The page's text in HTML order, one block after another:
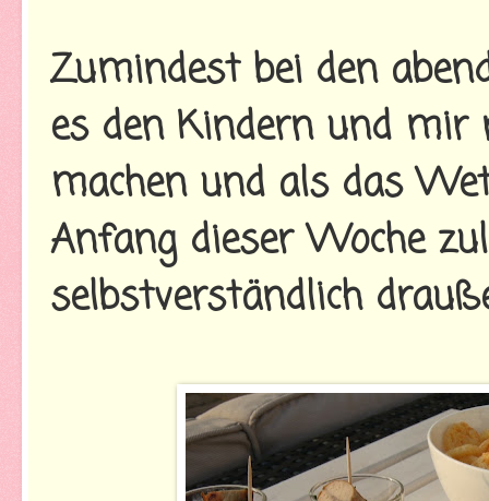
Zumindest bei den
es den Kindern und
machen und als das
Anfang dieser Woche
selbstverständlich